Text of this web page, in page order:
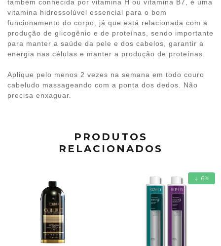
também conhecida por vitamina H ou vitamina B7, é uma
vitamina hidrossolúvel essencial para o bom
funcionamento do corpo, já que está relacionada com a
produção de glicogênio e de proteínas, sendo importante
para manter a saúde da pele e dos cabelos, garantir a
energia nas células e manter a produção de proteínas.
Aplique pelo menos 2 vezes na semana em todo couro
cabeludo massageando com a ponta dos dedos. Não
precisa enxaguar.
PRODUTOS
RELACIONADOS
6%